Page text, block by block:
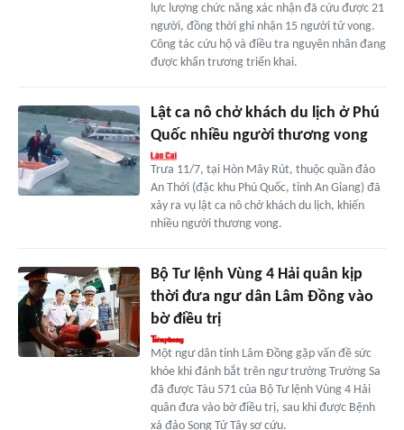
lực lượng chức năng xác nhận đã cứu được 21
người, đồng thời ghi nhận 15 người tử vong.
Công tác cứu hộ và điều tra nguyên nhân đang
được khẩn trương triển khai.
Lật ca nô chở khách du lịch ở Phú
Quốc nhiều người thương vong
Trưa 11/7, tại Hòn Mây Rút, thuộc quần đảo
An Thới (đặc khu Phú Quốc, tỉnh An Giang) đã
xảy ra vụ lật ca nô chở khách du lịch, khiến
nhiều người thương vong.
Bộ Tư lệnh Vùng 4 Hải quân kịp
thời đưa ngư dân Lâm Đồng vào
bờ điều trị
Một ngư dân tỉnh Lâm Đồng gặp vấn đề sức
khỏe khi đánh bắt trên ngư trường Trường Sa
đã được Tàu 571 của Bộ Tư lệnh Vùng 4 Hải
quân đưa vào bờ điều trị, sau khi được Bệnh
xá đảo Song Tử Tây sơ cứu.